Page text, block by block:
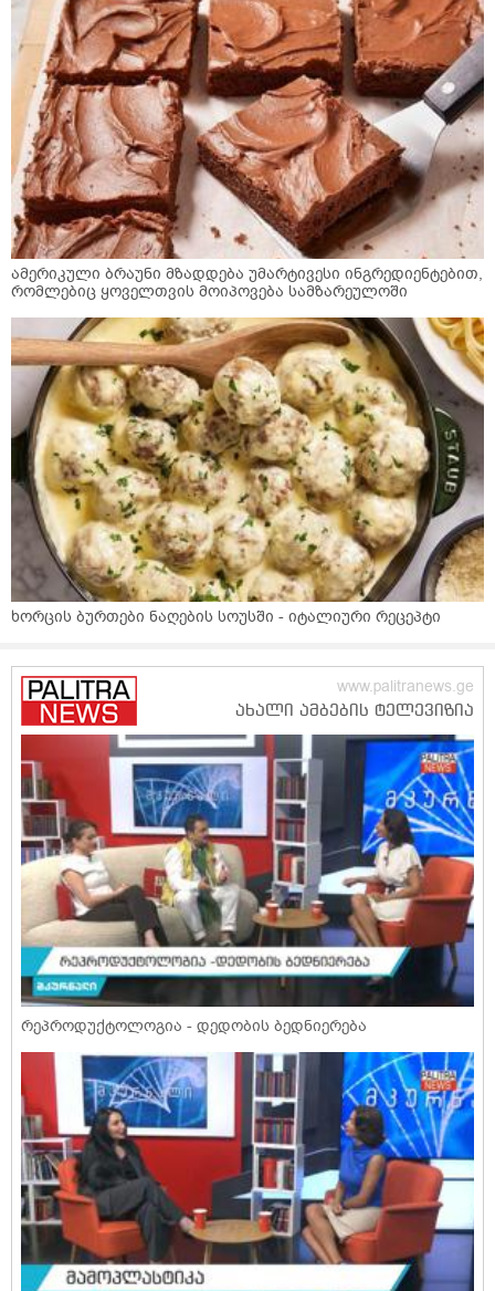
ამერიკული ბრაუნი მზადდება უმარტივესი ინგრედიენტებით,
რომლებიც ყოველთვის მოიპოვება სამზარეულოში
ხორცის ბურთები ნაღების სოუსში - იტალიური რეცეპტი
რეპროდუქტოლოგია - დედობის ბედნიერება